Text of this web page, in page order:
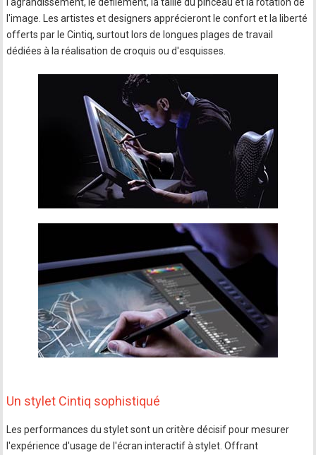
l'image. Les artistes et designers apprécieront le confort et la liberté
offerts par le Cintiq, surtout lors de longues plages de travail
dédiées à la réalisation de croquis ou d'esquisses.
Un stylet Cintiq sophistiqué
Les performances du stylet sont un critère décisif pour mesurer
l'expérience d'usage de l'écran interactif à stylet. Offrant